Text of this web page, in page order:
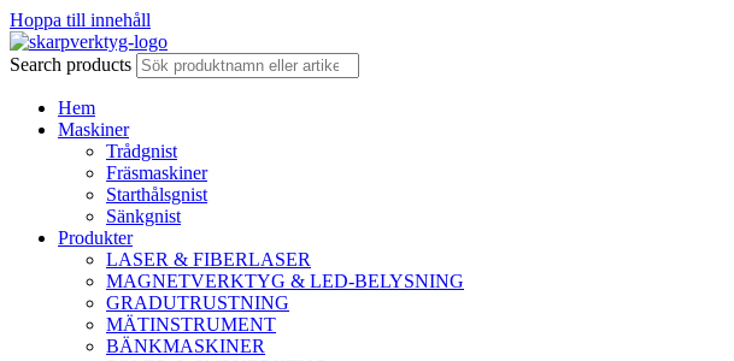
Hoppa till innehåll
Search products
Hem
Maskiner
Trådgnist
Fräsmaskiner
Starthålsgnist
Sänkgnist
Produkter
LASER & FIBERLASER
MAGNETVERKTYG & LED-BELYSNING
GRADUTRUSTNING
MÄTINSTRUMENT
BÄNKMASKINER